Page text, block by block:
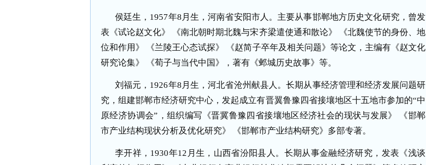
侯廷生， 1957年8 月生，河南省安阳市人。主要从事邯郸地方历史文化研究，曾发
表《试论赵文化》 《南北朝时期北魏与宋齐梁遣使通和散论》 《北魏使节的身份、地
位和作用》 《兰陵王心态试探》 《赵简子卒年及相关问题》等论文，主编有《赵文化
研究论集》 《荀子与当代中国》，著有《邺城历史故事》等。
刘福元， 1926年8 月生，河北省沧州献县人。长期从事经济管理和经济发展问题研
究，组建邯郸市经济研究中心，发起成立有晋翼鲁豫四省接壤地区十五地市参加的“中
原经济协调会”，组织编写《晋冀鲁豫四省接壤地区经济社会的现状与发展》 《邯郸
市产业结构现状分析及优化研究》 《邯郸市产业结构研究》多部专著。
李开祥， 1930年12 月生，山西省汾阳县人。长期从事金融经济研究，发表《浅谈